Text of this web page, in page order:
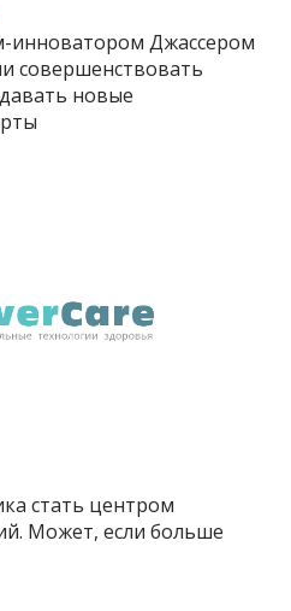
инноватором Джассером
совершенствовать
новые
стать центром
Может, если больше